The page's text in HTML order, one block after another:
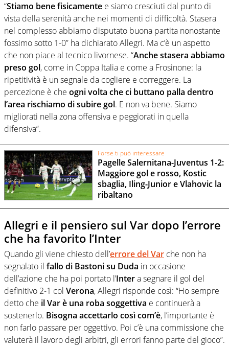
“Stiamo bene fisicamente e siamo cresciuti dal punto di
vista della serenità anche nei momenti di difficoltà. Stasera
nel complesso abbiamo disputato buona partita nonostante
fossimo sotto 1-0” ha dichiarato Allegri. Ma c’è un aspetto
che non piace al tecnico livornese. “Anche stasera abbiamo
preso gol, come in Coppa Italia e come a Frosinone: la
ripetitività è un segnale da cogliere e correggere. La
percezione è che ogni volta che ci buttano palla dentro
l’area rischiamo di subire gol. E non va bene. Siamo
migliorati nella zona offensiva e peggiorati in quella
difensiva”.
Forse ti può interessare
Pagelle Salernitana-Juventus 1-2:
Maggiore gol e rosso, Kostic
sbaglia, Iling-Junior e Vlahovic la
ribaltano
Allegri e il pensiero sul Var dopo l’errore
che ha favorito l’Inter
Quando gli viene chiesto dell’errore del Var che non ha
segnalato il fallo di Bastoni su Duda in occasione
dell’azione che ha poi portato l’Intera segnare il gol del
definitivo 2-1 col Verona, Allegri risponde così: “Ho sempre
detto che il Var è una roba soggettiva e continuerà a
sostenerlo. Bisogna accettarlo così com’è, l’importante è
non farlo passare per oggettivo. Poi c’è una commissione che
valuterà il lavoro degli arbitri, gli errori fanno parte del gioco”.